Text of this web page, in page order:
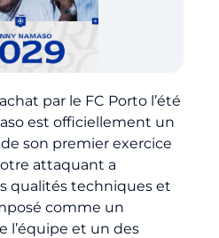
par le FC Porto l’été
est officiellement un
de son premier exercice
attaquant a
qualités techniques et
comme un
l’équipe et un des